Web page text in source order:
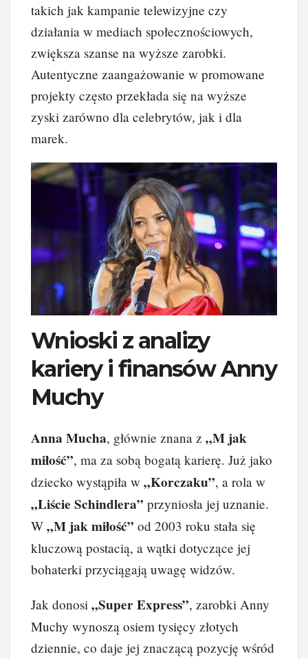
takich jak kampanie telewizyjne czy
działania w mediach społecznościowych,
zwiększa szanse na wyższe zarobki.
Autentyczne zaangażowanie w promowane
projekty często przekłada się na wyższe
zyski zarówno dla celebrytów, jak i dla
marek.
Wnioski z analizy
kariery i finansów Anny
Muchy
Anna Mucha, głównie znana z „M jak
miłość”, ma za sobą bogatą karierę. Już jako
dziecko wystąpiła w „Korczaku”, a rola w
„Liście Schindlera” przyniosła jej uznanie.
W „M jak miłość” od 2003 roku stała się
kluczową postacią, a wątki dotyczące jej
bohaterki przyciągają uwagę widzów.
Jak donosi „Super Express”, zarobki Anny
Muchy wynoszą osiem tysięcy złotych
dziennie, co daje jej znaczącą pozycję wśród